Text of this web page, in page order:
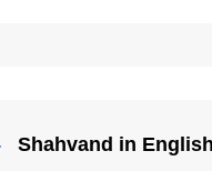
Shahvand in